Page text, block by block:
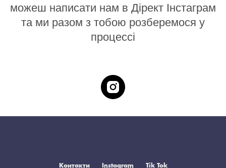
можеш написати нам в Дірект Інстаграм
та ми разом з тобою розберемося у
процессі
Контакти Instagram Tik Tok